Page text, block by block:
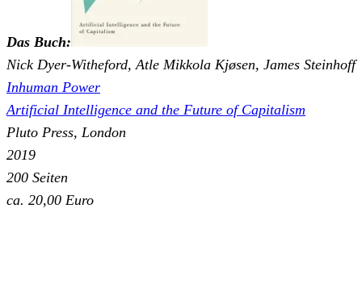
Das Buch:
Nick Dyer-Witheford, Atle Mikkola Kjøsen, James Steinhoff
Inhuman Power
Artificial Intelligence and the Future of Capitalism
Pluto Press, London
2019
200 Seiten
ca. 20,00 Euro